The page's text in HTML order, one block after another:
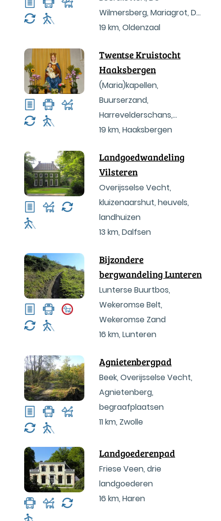
Wilmersberg, Mariagrot, De
Lutte, heuvellandschap,
19 km, Oldenzaal
Twentse Kruistocht
Haaksbergen
(Maria)kapellen,
Buurserzand,
Harrevelderschans,
Buurserbeek,
19 km, Haaksbergen
Landgoedwandeling
Vilsteren
Overijsselse Vecht,
kluizenaarshut, heuvels,
landhuizen
13 km, Dalfsen
Bijzondere
bergwandeling Lunteren
Lunterse Buurtbos,
Wekeromse Belt,
Wekeromse Zand
16 km, Lunteren
Agnietenbergpad
Beek, Overijsselse Vecht,
Agnietenberg,
begraafplaatsen
11 km, Zwolle
Landgoederenpad
Friese Veen, drie
landgoederen
16 km, Haren